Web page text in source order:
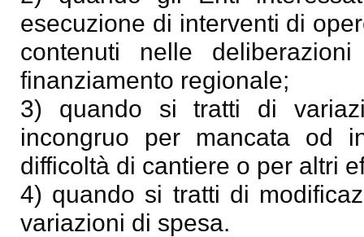
esecuzione di interventi di
contenuti nelle
finanziamento regionale;
3) quando si tratti di
incongruo per mancata od
difficoltà di cantiere o per altri
4) quando si tratti di
variazioni di spesa.